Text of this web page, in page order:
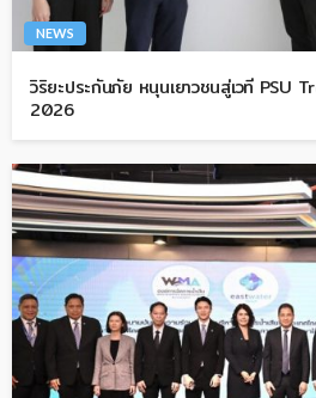
NEWS
วิริยะประกันภัย หนุนเยาวชนสู่เวที PSU
2026